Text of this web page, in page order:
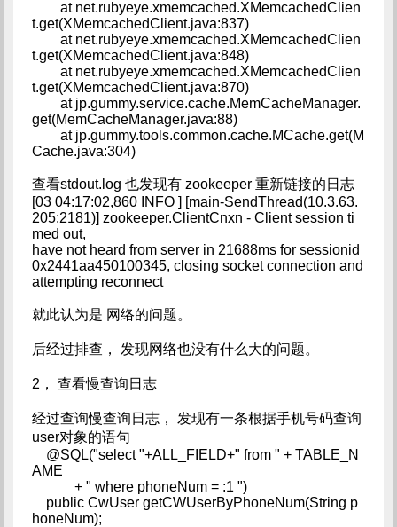
at net.rubyeye.xmemcached.XMemcachedClien
t.get(XMemcachedClient.java:837)
at net.rubyeye.xmemcached.XMemcachedClien
t.get(XMemcachedClient.java:848)
at net.rubyeye.xmemcached.XMemcachedClien
t.get(XMemcachedClient.java:870)
at jp.gummy.service.cache.MemCacheManager.
get(MemCacheManager.java:88)
at jp.gummy.tools.common.cache.MCache.get(M
Cache.java:304)
查看stdout.log 也发现有 zookeeper 重新链接的日志
[03 04:17:02,860 INFO ] [main-SendThread(10.3.63.
205:2181)] zookeeper.ClientCnxn - Client session ti
med out,
have not heard from server in 21688ms for sessionid
0x2441aa450100345, closing socket connection and
attempting reconnect
就此认为是 网络的问题。
后经过排查， 发现网络也没有什么大的问题。
2， 查看慢查询日志
经过查询慢查询日志， 发现有一条根据手机号码查询
user对象的语句
@SQL("select "+ALL_FIELD+" from " + TABLE_N
AME
+ " where phoneNum = :1 ")
public CwUser getCWUserByPhoneNum(String p
honeNum);